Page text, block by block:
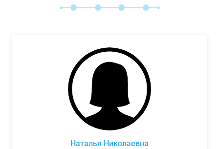
Наталья Николаевна